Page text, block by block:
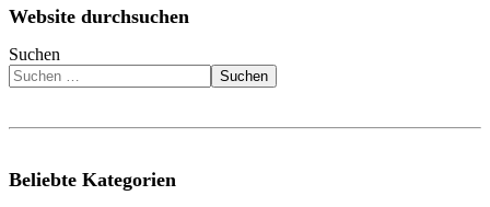
Website durchsuchen
Suchen
Suchen
Beliebte Kategorien